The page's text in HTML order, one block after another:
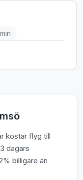
kostar flyg till
dagars
billigare än